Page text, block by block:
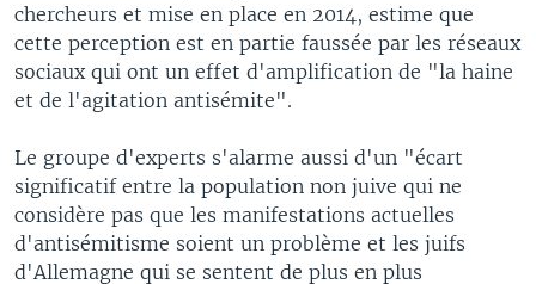
chercheurs et mise en place en 2014, estime que
cette perception est en partie faussée par les réseaux
sociaux qui ont un effet d'amplification de "la haine
et de l'agitation antisémite".
Le groupe d'experts s'alarme aussi d'un "écart
significatif entre la population non juive qui ne
considère pas que les manifestations actuelles
d'antisémitisme soient un problème et les juifs
d'Allemagne qui se sentent de plus en plus